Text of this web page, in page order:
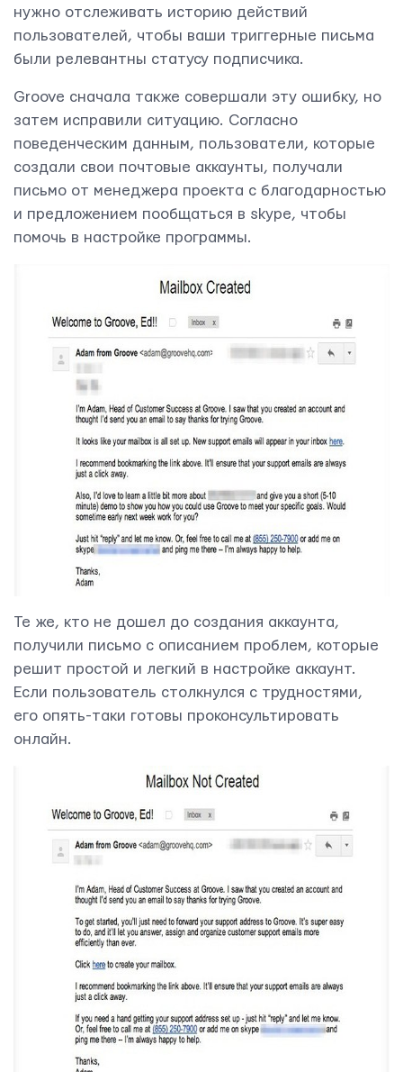
нужно отслеживать историю действий
пользователей, чтобы ваши триггерные письма
были релевантны статусу подписчика.
Groove сначала также совершали эту ошибку, но
затем исправили ситуацию. Согласно
поведенческим данным, пользователи, которые
создали свои почтовые аккаунты, получали
письмо от менеджера проекта с благодарностью
и предложением пообщаться в skype, чтобы
помочь в настройке программы.
Те же, кто не дошел до создания аккаунта,
получили письмо с описанием проблем, которые
решит простой и легкий в настройке аккаунт.
Если пользователь столкнулся с трудностями,
его опять-таки готовы проконсультировать
онлайн.
ОТПРАВИТЬ
Мы вам ответим в течении24 часов.